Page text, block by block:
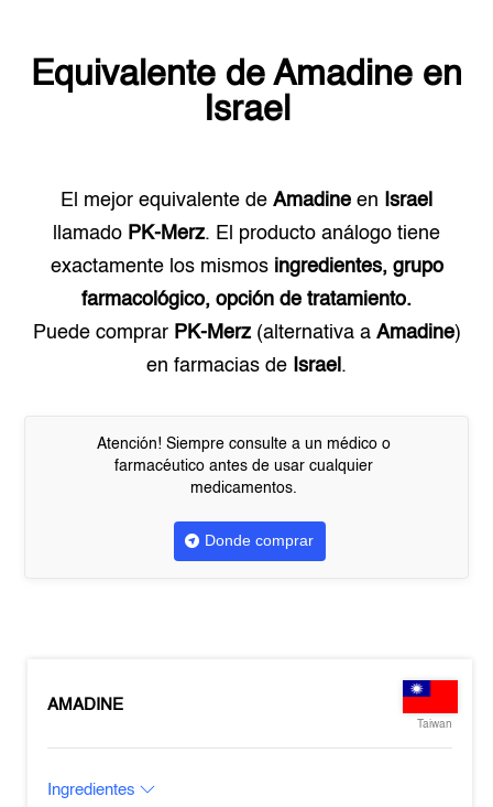
Equivalente de Amadine en
Israel
El mejor equivalente de Amadine en
Israel
llamado PK-Merz. El producto análogo tiene
exactamente los mismos ingredientes, grupo
farmacológico, opción de tratamiento.
Puede comprar PK-Merz(alternativa a Amadine)
en farmacias de Israel .
Atención! Siempre consulte a un médico o
farmacéutico antes de usar cualquier
medicamentos.
Donde comprar
AMADINE
Taiwan
Ingredientes